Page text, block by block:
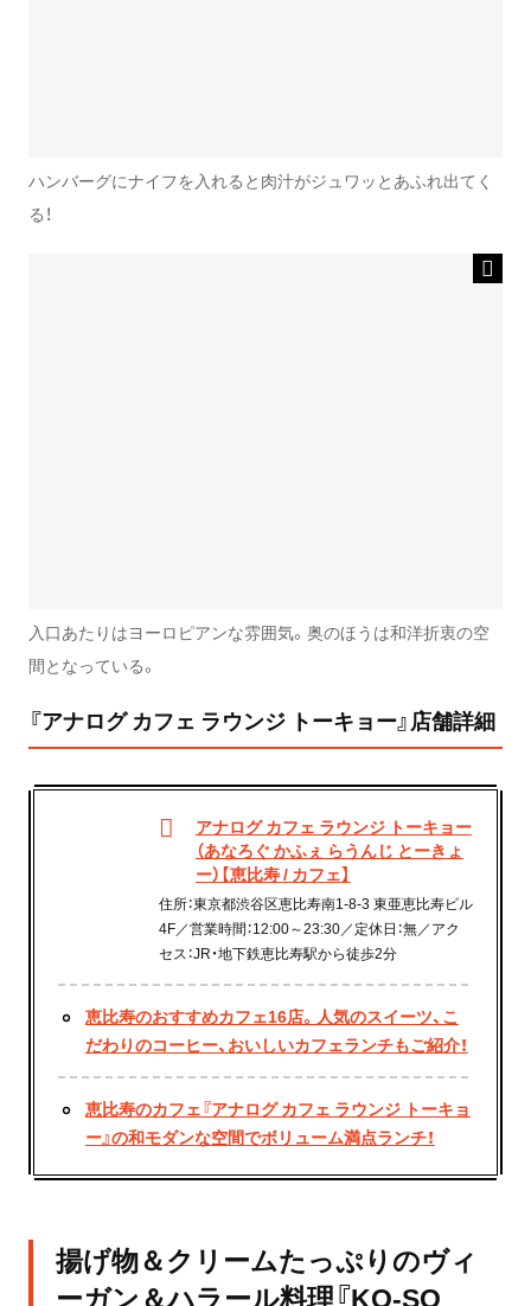
ハンバーグにナイフを入れると肉汁がジュワッとあふれ出てく
る！
入口あたりはヨーロピアンな雰囲気。奥のほうは和洋折衷の空
間となっている。
『アナログ カフェ ラウンジ トーキョー』店舗詳細
アナログ カフェ ラウンジ トーキョー
（あなろぐ かふぇ らうんじ とーきょ
ー）【恵比寿 / カフェ】
住所：東京都渋谷区恵比寿南1-8-3 東亜恵比寿ビル
4F／営業時間：12:00～23:30／定休日：無／アク
セス：JR・地下鉄恵比寿駅から徒歩2分
恵比寿のおすすめカフェ16店。人気のスイーツ、こ
だわりのコーヒー、おいしいカフェランチもご紹介！
恵比寿のカフェ『アナログ カフェ ラウンジ トーキョ
ー』の和モダンな空間でボリューム満点ランチ！
揚げ物＆クリームたっぷりのヴィ
ーガン＆ハラール料理『KO-SO